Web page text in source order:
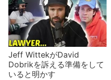
Jeff WittekがDavid
Dobrikを訴える準備をして
いると明かす